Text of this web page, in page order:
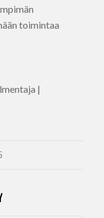
toimintaa
|